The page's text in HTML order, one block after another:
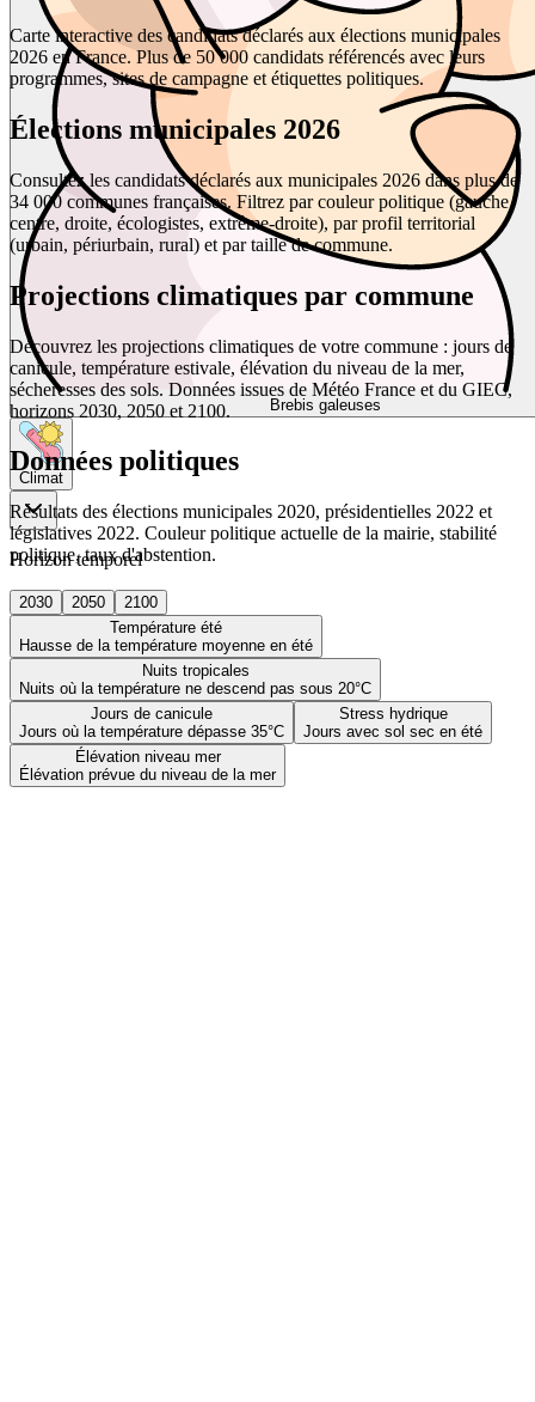
Brebis galeuses
Climat
Horizon temporel
2030 2050
2100
Température été
Hausse de la température moyenne en été
Nuits tropicales
Nuits où la température ne descend pas sous 20°C
Jours de canicule
Jours où la température dépasse 35°C
Stress hydrique
Jours avec sol sec en été
Élévation niveau mer
Élévation prévue du niveau de la mer
Carte interactive des candidats déclarés aux élections municipales
2026 en France. Plus de 50 000 candidats référencés avec leurs
programmes, sites de campagne et étiquettes politiques.
Élections municipales 2026
Consultez les candidats déclarés aux municipales 2026 dans plus de
34 000 communes françaises. Filtrez par couleur politique (gauche,
centre, droite, écologistes, extrême-droite), par profil territorial
(urbain, périurbain, rural) et par taille de commune.
Projections climatiques par commune
Découvrez les projections climatiques de votre commune : jours de
canicule, température estivale, élévation du niveau de la mer,
sécheresses des sols. Données issues de Météo France et du GIEC,
horizons 2030, 2050 et 2100.
Données politiques
Résultats des élections municipales 2020, présidentielles 2022 et
législatives 2022. Couleur politique actuelle de la mairie, stabilité
politique, taux d'abstention.